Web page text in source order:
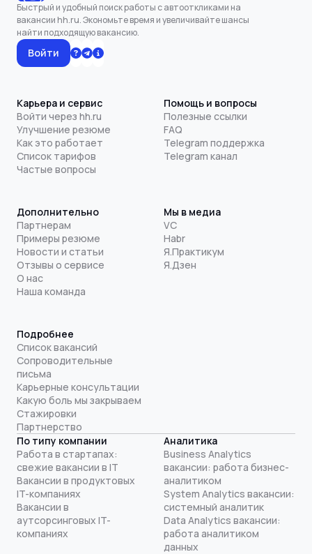
Быстрый и удобный поиск работы с автооткликами на
вакансии hh.ru. Экономьте время и увеличивайте шансы
найти подходящую вакансию.
Войти
Карьера и сервис
Войти через hh.ru
Улучшение резюме
Как это работает
Список тарифов
Частые вопросы
Помощь и вопросы
Полезные ссылки
FAQ
Telegram поддержка
Telegram канал
Дополнительно
Партнерам
Примеры резюме
Новости и статьи
Отзывы о сервисе
О нас
Наша команда
Мы в медиа
VC
Habr
Я.Практикум
Я.Дзен
Подробнее
Список вакансий
Сопроводительные
письма
Карьерные консультации
Какую боль мы закрываем
Стажировки
Партнерство
По типу компании
Работа в стартапах:
свежие вакансии в IT
Вакансии в продуктовых
IT-компаниях
Вакансии в
аутсорсинговых IT-
компаниях
Аналитика
Business Analytics
вакансии: работа бизнес-
аналитиком
System Analytics вакансии:
системный аналитик
Data Analytics вакансии:
работа аналитиком
данных